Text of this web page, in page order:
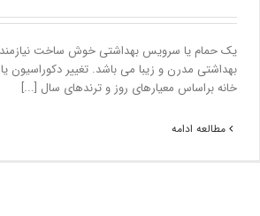
یک حمام یا سرویس بهداشتی خوش ساخت نیازمند
بهداشتی مدرن و زیبا می باشد. تغییر دکوراسیون یا
خانه براساس معیارهای روز و ترندهای سال [...]
مطالعه ادامه